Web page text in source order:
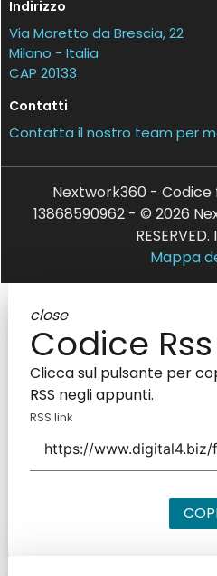
Indirizzo
Via Moretto da Brescia, 22
Milano - Italia
CAP 20133
Contatti
Contatta il nostro team per
Nextwork360 - Codice
13868590962 - © 2026
RESERVED.
Mappa
close
Codice Rss
Clicca sul pulsante per
RSS negli appunti.
RSS link